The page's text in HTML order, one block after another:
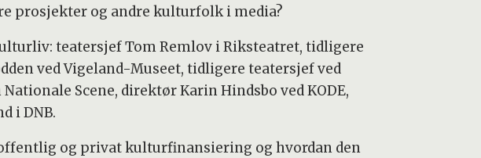
prosjekter og andre kulturfolk i media?
teatersjef Tom Remlov i Riksteatret, tidligere
ved Vigeland-Museet, tidligere teatersjef ved
Scene, direktør Karin Hindsbo ved KODE,
i DNB.
og privat kulturfinansiering og hvordan den